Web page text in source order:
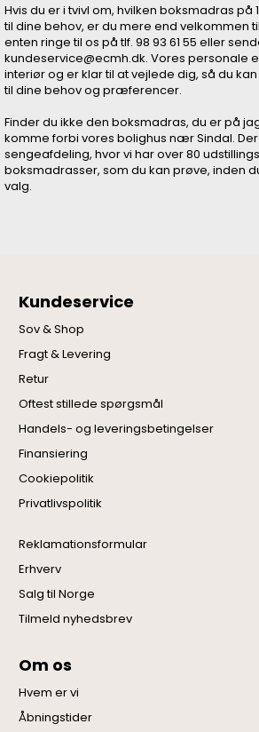
Hvis du er i tvivl om, hvilken boksmadras på
til dine behov, er du mere end velkommen
enten ringe til os på tlf. 98 93 61 55 eller
kundeservice@ecmh.dk. Vores personale
interiør og er klar til at vejlede dig, så du
til dine behov og præferencer.
Finder du ikke den boksmadras, du er på
komme forbi vores bolighus nær Sindal.
sengeafdeling, hvor vi har over 80
boksmadrasser, som du kan prøve, inden
valg.
Kundeservice
Sov & Shop
Fragt & Levering
Retur
Oftest stillede spørgsmål
Handels- og leveringsbetingelser
Finansiering
Cookiepolitik
Privatlivspolitik
Reklamationsformular
Erhverv
Salg til Norge
Tilmeld nyhedsbrev
Om os
Hvem er vi
Åbningstider